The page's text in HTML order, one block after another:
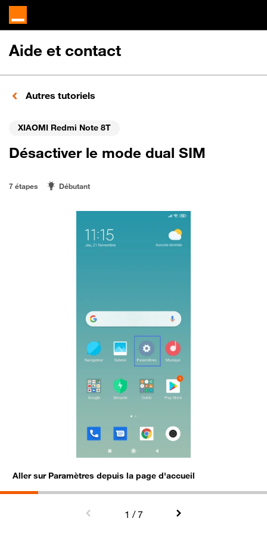
Aide et contact
Autres tutoriels
XIAOMI Redmi Note 8T
Désactiver le mode dual SIM
7 étapes Débutant
Aller sur Paramètres depuis la page d'accueil
1 / 7